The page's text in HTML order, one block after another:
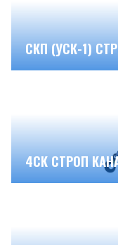
СКП (УСК-1)
4СК СТРОП